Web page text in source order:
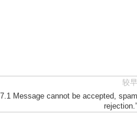
较早
Message cannot be accepted, spam
rejection.”